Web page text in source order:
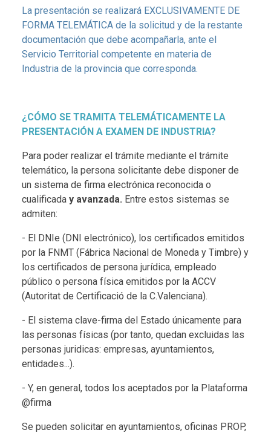
La presentación se realizará EXCLUSIVAMENTE DE
FORMA TELEMÁTICA de la solicitud y de la restante
documentación que debe acompañarla, ante el
Servicio Territorial competente en materia de
Industria de la provincia que corresponda.
¿CÓMO SE TRAMITA TELEMÁTICAMENTE LA
PRESENTACIÓN A EXAMEN DE INDUSTRIA?
Para poder realizar el trámite mediante el trámite
telemático, la persona solicitante debe disponer de
un sistema de firma electrónica reconocida o
cualificada y avanzada. Entre estos sistemas se
admiten:
- El DNIe (DNI electrónico), los certificados emitidos
por la FNMT (Fábrica Nacional de Moneda y Timbre) y
los certificados de persona jurídica, empleado
público o persona física emitidos por la ACCV
(Autoritat de Certificació de la C.Valenciana).
- El sistema clave-firma del Estado únicamente para
las personas físicas (por tanto, quedan excluidas las
personas juridicas: empresas, ayuntamientos,
entidades...).
- Y, en general, todos los aceptados por la Plataforma
@firma
Se pueden solicitar en ayuntamientos, oficinas PROP,